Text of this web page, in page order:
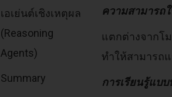
เอเย่นต์เชิงเหตุผล
(Reasoning
Agents)
Summary
ความสามารถ
แตกต่างจากโ
ทำให้สามารถ
การเรียนรู้แบ